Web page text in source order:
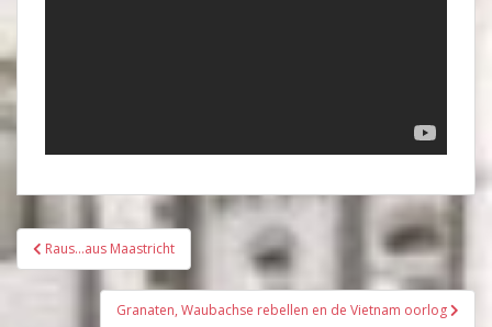
Bericht
navigatie
Raus…aus Maastricht
Granaten, Waubachse rebellen en de Vietnam oorlog